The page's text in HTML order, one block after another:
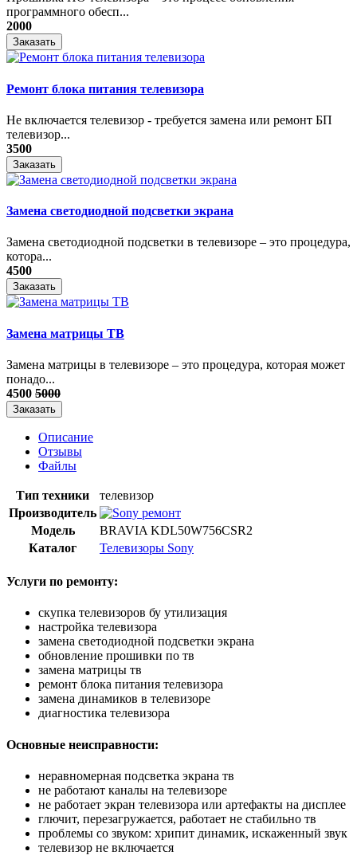
программного обесп...
2000
Заказать
Ремонт блока питания телевизора
Не включается телевизор - требуется замена или ремонт БП
телевизор...
3500
Заказать
Замена светодиодной подсветки экрана
Замена светодиодной подсветки в телевизоре – это процедура,
котора...
4500
Заказать
Замена матрицы ТВ
​Замена матрицы в телевизоре – это процедура, которая может
понадо...
4500 5000
Заказать
Описание
Отзывы
Файлы
Тип техники
телевизор
Производитель
Модель
BRAVIA KDL50W756CSR2
Каталог
Телевизоры Sony
Услуги по ремонту:
скупка телевизоров бу утилизация
настройка телевизора
замена светодиодной подсветки экрана
обновление прошивки по тв
замена матрицы тв
ремонт блока питания телевизора
замена динамиков в телевизоре
диагностика телевизора
Основные неисправности:
неравномерная подсветка экрана тв
не работают каналы на телевизоре
не работает экран телевизора или артефакты на дисплее
глючит, перезагружается, работает не стабильно тв
проблемы со звуком: хрипит динамик, искаженный звук
телевизор не включается